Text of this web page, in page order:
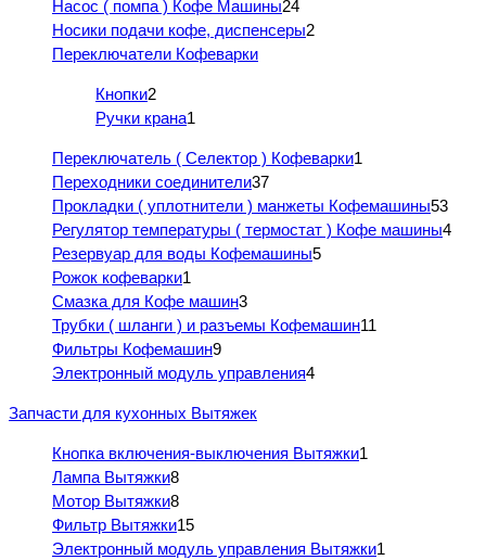
Насос ( помпа ) Кофе Машины24
Носики подачи кофе, диспенсеры2
Переключатели Кофеварки
Кнопки2
Ручки крана1
Переключатель ( Селектор ) Кофеварки1
Переходники соединители37
Прокладки ( уплотнители ) манжеты Кофемашины53
Регулятор температуры ( термостат ) Кофе машины4
Резервуар для воды Кофемашины5
Рожок кофеварки1
Смазка для Кофе машин3
Трубки ( шланги ) и разъемы Кофемашин11
Фильтры Кофемашин9
Электронный модуль управления4
Запчасти для кухонных Вытяжек
Кнопка включения-выключения Вытяжки1
Лампа Вытяжки8
Мотор Вытяжки8
Фильтр Вытяжки15
Электронный модуль управления Вытяжки1